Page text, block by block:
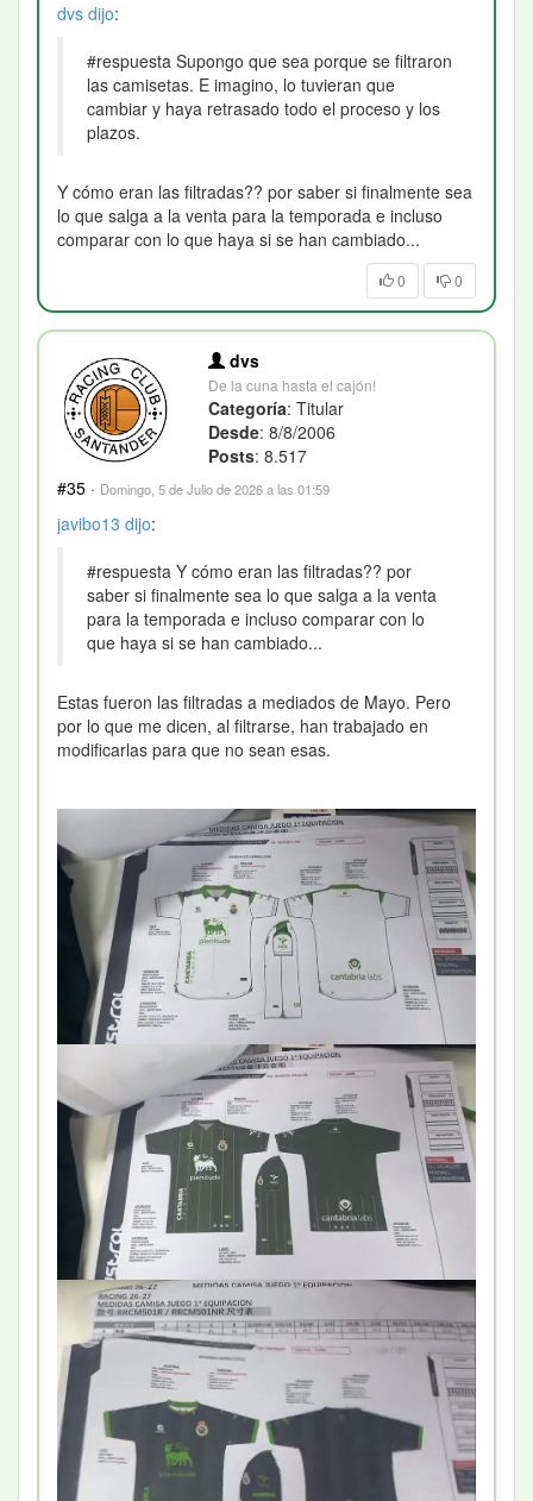
dvs dijo:
#respuesta Supongo que sea porque se filtraron
las camisetas. E imagino, lo tuvieran que
cambiar y haya retrasado todo el proceso y los
plazos.
Y cómo eran las filtradas?? por saber si finalmente sea
lo que salga a la venta para la temporada e incluso
comparar con lo que haya si se han cambiado...
0 0
dvs
De la cuna hasta el cajón!
Categoría: Titular
Desde: 8/8/2006
Posts: 8.517
#35 · Domingo, 5 de Julio de 2026 a las 01:59
javibo13 dijo:
#respuesta Y cómo eran las filtradas?? por
saber si finalmente sea lo que salga a la venta
para la temporada e incluso comparar con lo
que haya si se han cambiado...
Estas fueron las filtradas a mediados de Mayo. Pero
por lo que me dicen, al filtrarse, han trabajado en
modificarlas para que no sean esas.